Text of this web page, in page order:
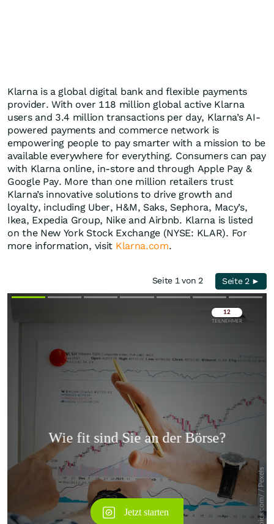
Klarna is a global digital bank and flexible payments
provider. With over 118 million global active Klarna
users and 3.4 million transactions per day, Klarna’s AI-
powered payments and commerce network is
empowering people to pay smarter with a mission to be
available everywhere for everything. Consumers can pay
with Klarna online, in-store and through Apple Pay &
Google Pay. More than one million retailers trust
Klarna’s innovative solutions to drive growth and
loyalty, including Uber, H&M, Saks, Sephora, Macy’s,
Ikea, Expedia Group, Nike and Airbnb. Klarna is listed
on the New York Stock Exchange (NYSE: KLAR). For
more information, visit Klarna.com.
Seite 1 von 2 Seite 2 ►
Überspringen